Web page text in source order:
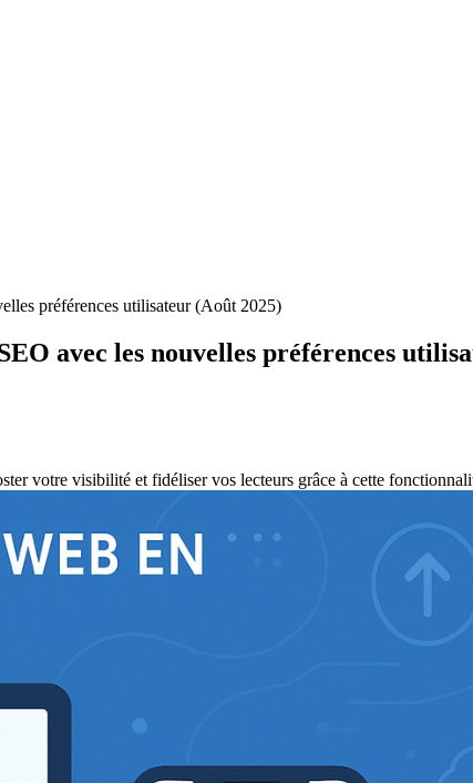
préférences utilisateur (Août 2025)
avec les nouvelles préférences
votre visibilité et fidéliser vos lecteurs grâce à cette